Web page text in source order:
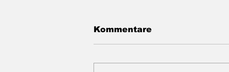
Kommentare